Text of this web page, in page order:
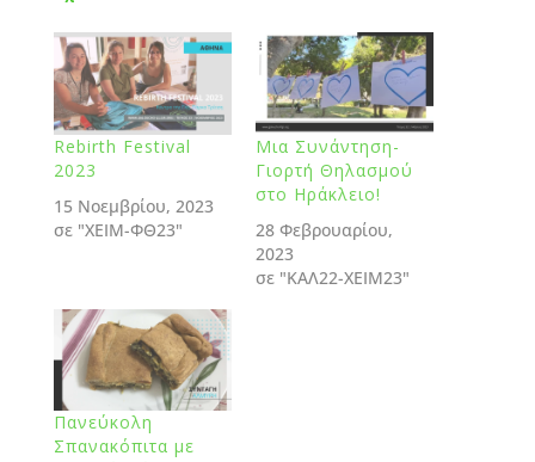
Rebirth Festival
2023
15 Νοεμβρίου, 2023
σε "ΧΕΙΜ-ΦΘ23"
Μια Συνάντηση-
Γιορτή Θηλασμού
στο Ηράκλειο!
28 Φεβρουαρίου,
2023
σε "ΚΑΛ22-ΧΕΙΜ23"
Πανεύκολη
Σπανακόπιτα με